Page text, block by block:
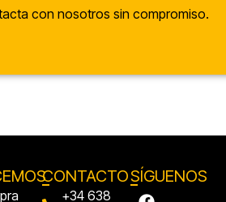
con nosotros sin compromiso.
CONTACTO
+34 638
SÍGUENOS